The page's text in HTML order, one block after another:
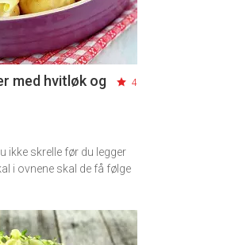
med hvitløk og
4
ikke skrelle før du legger
i ovnene skal de få følge